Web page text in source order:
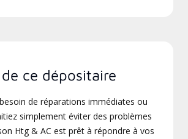
ce dépositaire
de réparations immédiates ou
simplement éviter des problèmes
Htg & AC est prêt à répondre à vos